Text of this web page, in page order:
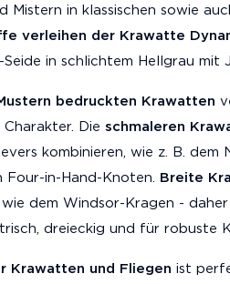
Mistern in klassischen sowie
verleihen der Krawatte
in schlichtem Hellgrau mit
bedruckten Krawatten
Die schmaleren
kombinieren, wie z. B. dem
in-Hand-Knoten. Breite
dem Windsor-Kragen -
dreieckig und für robuste
Krawatten und Fliegen ist